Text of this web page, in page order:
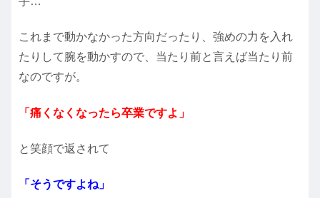
これまで動かなかった方向だったり、強めの力を入れ
たりして腕を動かすので、当たり前と言えば当たり前
なのですが。
「痛くなくなったら卒業ですよ」
と笑顔で返されて
「そうですよね」